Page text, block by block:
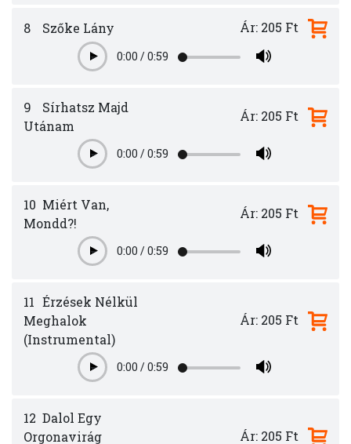
8 Szőke Lány
Play0:00 /0:59
Ár: 205 Ft
9
Sírhatsz Majd
Utánam
Play0:00 /0:59
Ár: 205 Ft
10 Miért Van,
Mondd?!
Play0:00 /0:59
Ár: 205 Ft
11 Érzések Nélkül
Meghalok
(Instrumental)
Play0:00 /0:59
Ár: 205 Ft
12 Dalol Egy
Orgonavirág
Ár: 205 Ft